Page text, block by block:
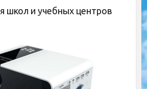
школ и учебных центров